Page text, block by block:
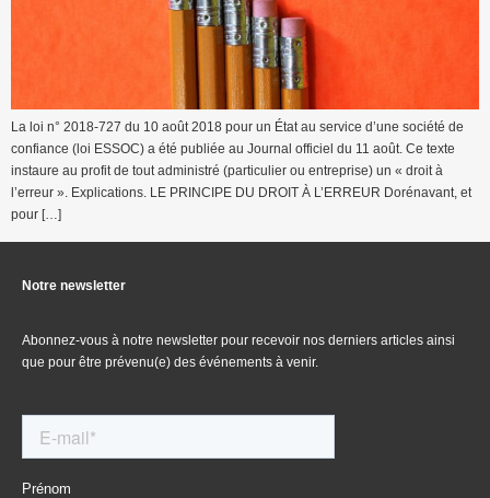
La loi n° 2018-727 du 10 août 2018 pour un État au service d’une société de
confiance (loi ESSOC) a été publiée au Journal officiel du 11 août. Ce texte
instaure au profit de tout administré (particulier ou entreprise) un « droit à
l’erreur ». Explications. LE PRINCIPE DU DROIT À L’ERREUR Dorénavant, et
pour […]
Notre newsletter
Abonnez-vous à notre newsletter pour recevoir nos derniers articles ainsi
que pour être prévenu(e) des événements à venir.